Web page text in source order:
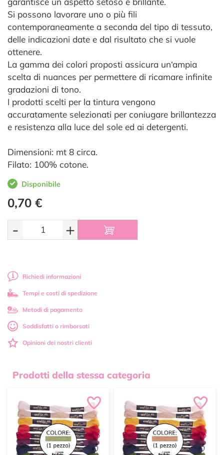
Si possono lavorare uno o più fili
contemporaneamente a seconda del tipo di tessuto,
delle indicazioni date e dal risultato che si vuole
ottenere.
La gamma dei colori proposti assicura un‘ampia
scelta di nuances per permettere di ricamare infinite
gradazioni di tono.
I prodotti scelti per la tintura vengono
accuratamente selezionati per coniugare brillantezza
e resistenza alla luce del sole ed ai detergenti.
Dimensioni: mt 8 circa.
Filato: 100% cotone.
Disponibile
0,70 €
- +
Richiedi informazioni
Tempi e costi di spedizione
Metodi di pagamento
Soddisfatti o rimborsati
Opinioni dei nostri clienti
Prodotti della stessa categoria